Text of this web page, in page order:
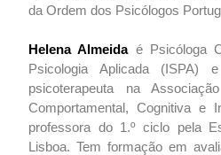
da Ordem dos Psicólogos
Helena Almeidaé Psicóloga
Psicologia Aplicada
psicoterapeuta na
Comportamental, Cognitiva e
professora do 1.º ciclo pela
Lisboa. Tem formação em